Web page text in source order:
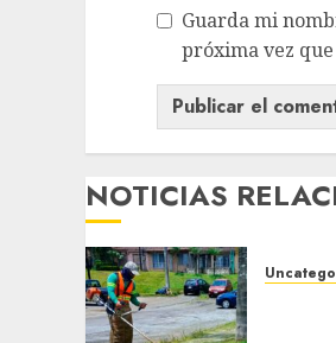
Guarda mi
próxima vez
NOTICIAS